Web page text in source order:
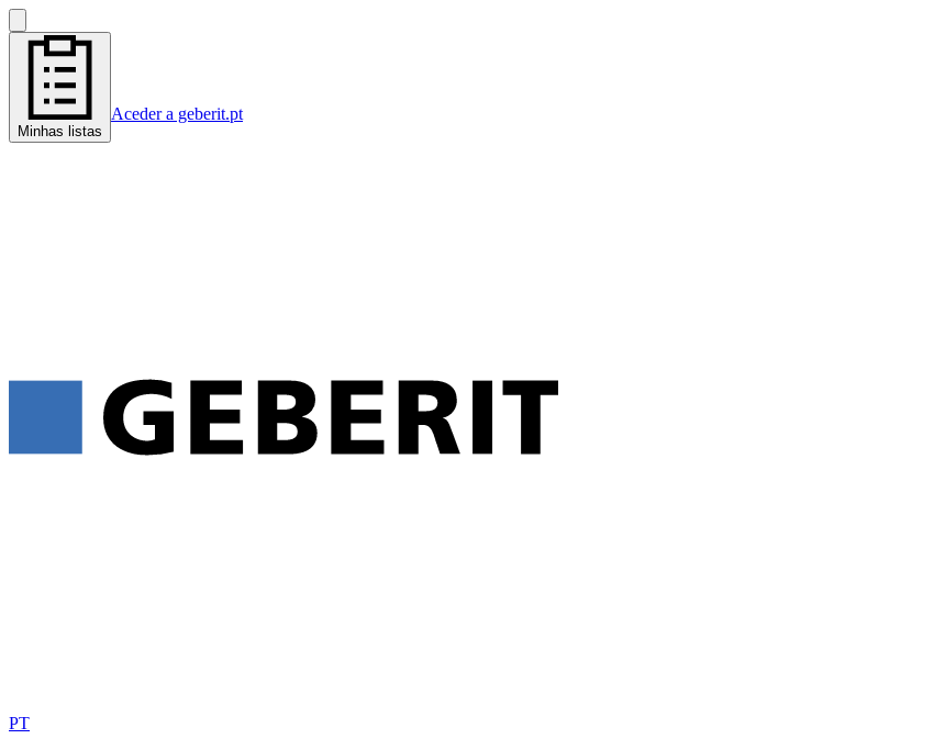
Minhas listas
Aceder a geberit.pt
PT